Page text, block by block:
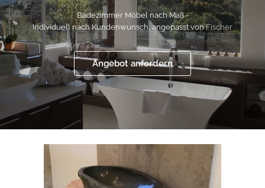
Badezimmer Möbel nach Maß -
Individuell nach Kundenwunsch, angepasst vonFischer
Angebot anfordern